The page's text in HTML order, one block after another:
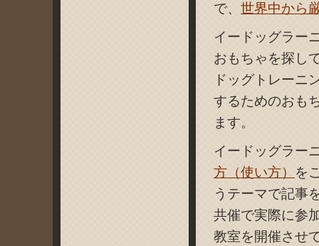
で、 世界中から
イードッグラー
おもちゃを探し
ドッグトレーニ
するためのおも
ます。
イードッグラー
方（使い方） を
うテーマで記事
共催で実際に参
教室を開催させ